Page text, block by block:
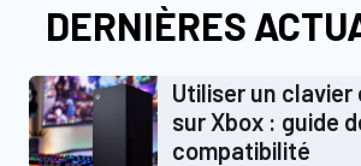
DERNIÈRES
Utiliser un clavier
sur Xbox : guide
compatibilité